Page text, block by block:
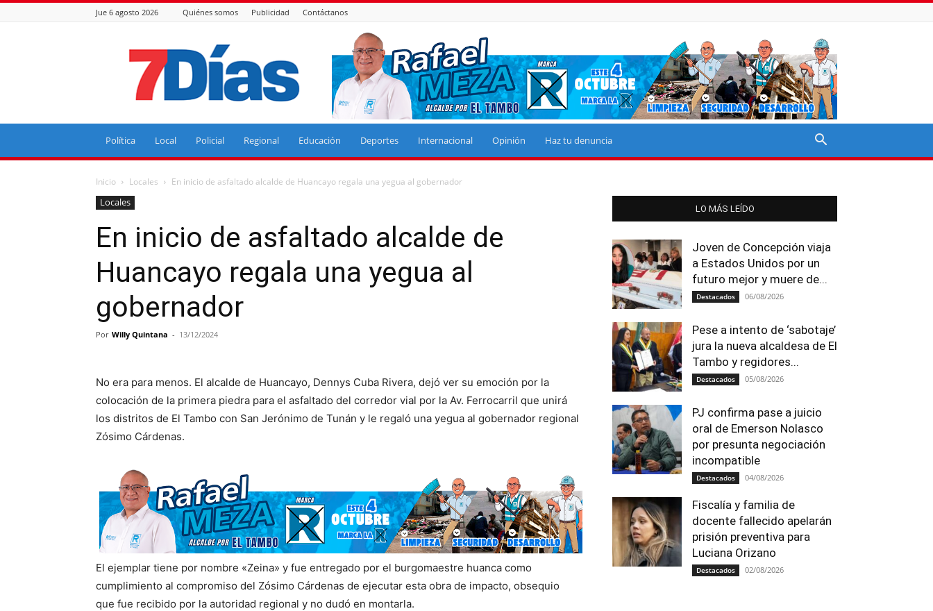
Jue 6 agosto 2026 Quiénes somos Publicidad Contáctanos
7
Días
Política Local Policial Regional Educación Deportes Internacional Opinión Haz tu denuncia
Inicio Locales En inicio de asfaltado alcalde de Huancayo regala una yegua al gobernador
Locales
En inicio de asfaltado alcalde de
Huancayo regala una yegua al
gobernador
Por Willy Quintana - 13/12/2024
No era para menos. El alcalde de Huancayo, Dennys Cuba Rivera, dejó ver su emoción por la
colocación de la primera piedra para el asfaltado del corredor vial por la Av. Ferrocarril que unirá
los distritos de El Tambo con San Jerónimo de Tunán y le regaló una yegua al gobernador regional
Zósimo Cárdenas.
El ejemplar tiene por nombre «Zeina» y fue entregado por el burgomaestre huanca como
cumplimiento al compromiso del Zósimo Cárdenas de ejecutar esta obra de impacto, obsequio
que fue recibido por la autoridad regional y no dudó en montarla.
LO MÁS LEÍDO
Joven de Concepción viaja
a Estados Unidos por un
futuro mejor y muere de...
Destacados 06/08/2026
Pese a intento de ‘sabotaje’
jura la nueva alcaldesa de El
Tambo y regidores...
Destacados 05/08/2026
PJ confirma pase a juicio
oral de Emerson Nolasco
por presunta negociación
incompatible
Destacados 04/08/2026
Fiscalía y familia de
docente fallecido apelarán
prisión preventiva para
Luciana Orizano
Destacados 02/08/2026